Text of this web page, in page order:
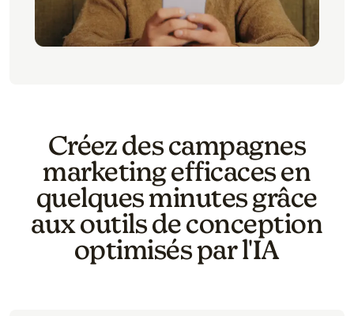
Créez des campagnes
marketing efficaces en
quelques minutes grâce
aux outils de conception
optimisés par l'IA